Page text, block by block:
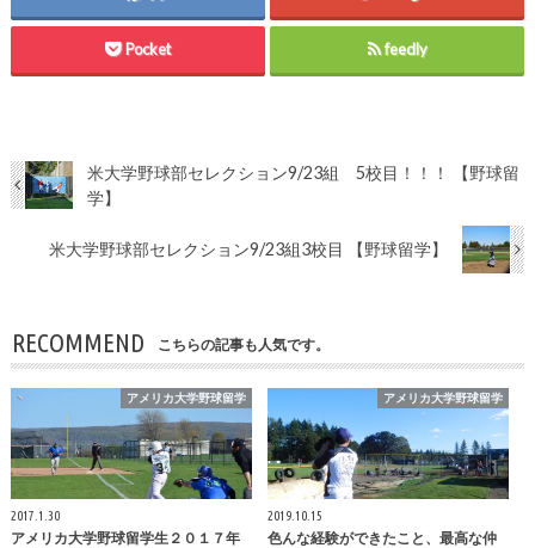
Pocket feedly
米大学野球部セレクション9/23組 5校目！！！ 【野球留
学】
米大学野球部セレクション9/23組3校目 【野球留学】
RECOMMEND こちらの記事も人気です。
アメリカ大学野球留学
2017.1.30
アメリカ大学野球留学生２０１７年
アメリカ大学野球留学
2019.10.15
色んな経験ができたこと、最高な仲